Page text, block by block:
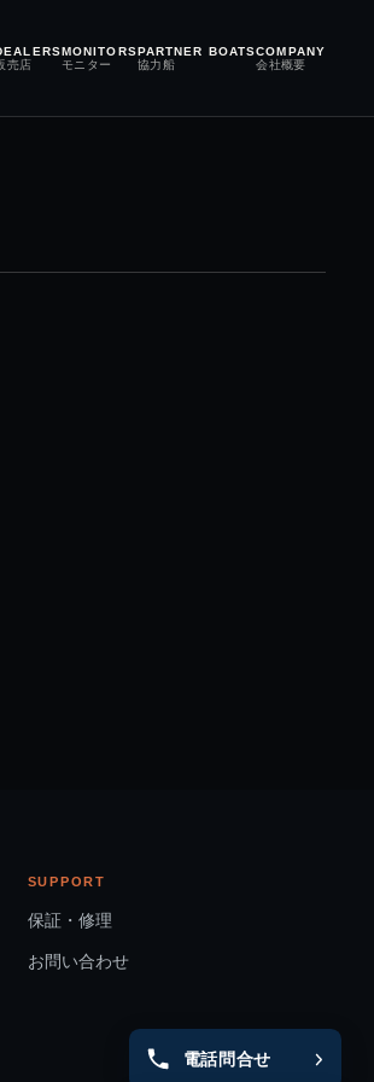
売店
MONITORS
モニター
PARTNER BOATS
協力船
COMPANY
会社概要
SUPPORT
保証・修理
お問い合わせ
電話問合せ